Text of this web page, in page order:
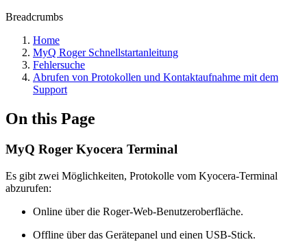
Breadcrumbs
Home
MyQ Roger Schnellstartanleitung
Fehlersuche
Abrufen von Protokollen und Kontaktaufnahme mit dem
Support
On this Page
MyQ Roger Kyocera Terminal
Es gibt zwei Möglichkeiten, Protokolle vom Kyocera-Terminal
abzurufen:
Online über die Roger-Web-Benutzeroberfläche.
Offline über das Gerätepanel und einen USB-Stick.